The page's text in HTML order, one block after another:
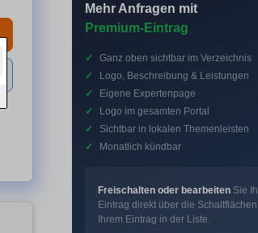
Mehr Anfragen mit
Premium-Eintrag
✓
Ganz oben sichtbar im Verzeichnis
✓
Logo, Beschreibung & Leistungen
✓
Eigene Expertenpage
✓
Logo im gesamten Portal
✓
Sichtbar in lokalen Themenleisten
✓
Monatlich kündbar
Freischalten oder bearbeiten Sie
Eintrag direkt über die
Ihrem Eintrag in der Liste.